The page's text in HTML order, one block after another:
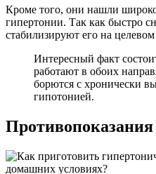
Кроме того, они нашли
гипертонии. Так как быстро
стабилизируют его на
Интересный факт
работают в обоих
борются с хронически
гипотонией.